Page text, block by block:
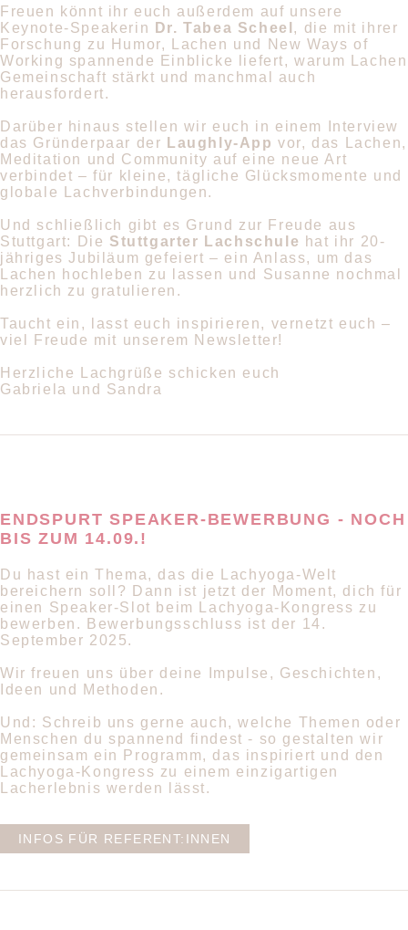
Freuen könnt ihr euch außerdem auf unsere
Keynote-Speakerin
Dr. Tabea Scheel , die mit ihrer
Forschung zu Humor, Lachen und New Ways of
Working spannende Einblicke liefert, warum Lachen
Gemeinschaft stärkt und manchmal auch
herausfordert.
Darüber hinaus stellen wir euch in einem Interview
das Gründerpaar der Laughly-App vor, das Lachen,
Meditation und Community auf eine neue Art
verbindet – für kleine, tägliche Glücksmomente und
globale Lachverbindungen.
Und schließlich gibt es Grund zur Freude aus
Stuttgart: Die Stuttgarter Lachschule
hat ihr 20-
jähriges Jubiläum gefeiert – ein Anlass, um das
Lachen hochleben zu lassen und Susanne nochmal
herzlich zu gratulieren.
Taucht ein, lasst euch inspirieren, vernetzt euch –
viel Freude mit unserem Newsletter!
Herzliche Lachgrüße schicken euch
Gabriela und Sandra
ENDSPURT SPEAKER-BEWERBUNG - NOCH
BIS ZUM 14.09.!
Du hast ein Thema, das die Lachyoga-Welt
bereichern soll? Dann ist jetzt der Moment, dich für
einen Speaker-Slot beim Lachyoga-Kongress zu
bewerben. Bewerbungsschluss ist der 14.
September 2025.
Wir freuen uns über deine Impulse, Geschichten,
Ideen und Methoden.
Und: Schreib uns gerne auch, welche Themen oder
Menschen du spannend findest - so gestalten wir
gemeinsam ein Programm, das inspiriert und den
Lachyoga-Kongress zu einem einzigartigen
Lacherlebnis werden lässt.
INFOS FÜR REFERENT:INNEN